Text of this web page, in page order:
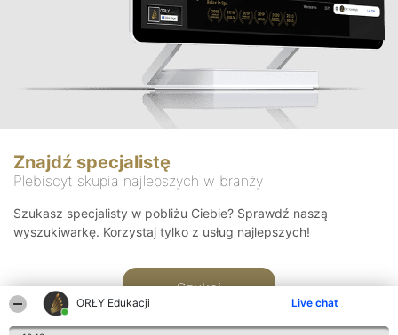
ORŁY Edukacji Live chat
Znajdź specjalistę
Plebiscyt skupia najlepszych w branży
Szukasz specjalisty w pobliżu Ciebie? Sprawdź naszą
wyszukiwarkę. Korzystaj tylko z usług najlepszych!
Szukaj